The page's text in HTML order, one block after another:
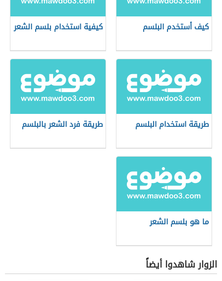
كيف أستخدم البلسم كيفية استخدام بلسم الشعر
طريقة استخدام البلسم طريقة فرد الشعر بالبلسم
ما هو بلسم الشعر
الزوار شاهدوا أيضاً